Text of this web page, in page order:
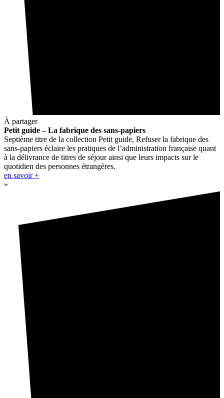
À partager
Petit guide – La fabrique des sans-papiers
Septième titre de la collection Petit guide, Refuser la fabrique des
sans-papiers éclaire les pratiques de l’administration française quant
à la délivrance de titres de séjour ainsi que leurs impacts sur le
quotidien des personnes étrangères.
en savoir +
»